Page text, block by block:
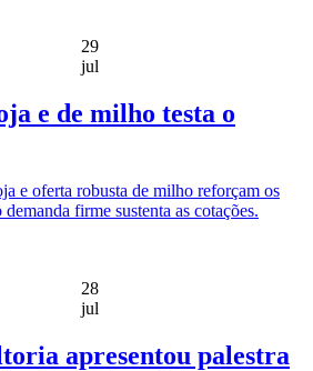
29
jul
e de milho testa o
e oferta robusta de milho reforçam os
demanda firme sustenta as cotações.
28
jul
apresentou palestra